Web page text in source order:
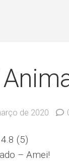
de 2020
4.8 (5)
– Amei!